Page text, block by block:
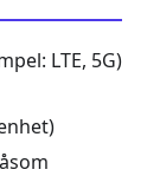
LTE, 5G)